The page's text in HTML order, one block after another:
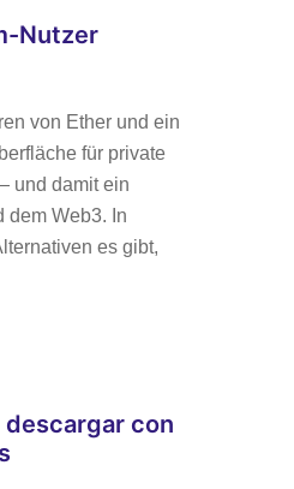
Nutzer
von Ether und ein
für private
und damit ein
dem Web3. In
es gibt,
descargar con